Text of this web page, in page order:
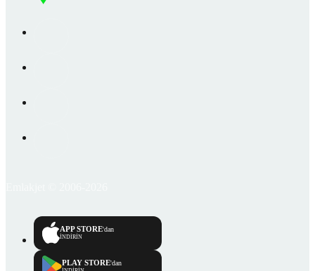
APP STORE'dan
İNDİRİN
PLAY STORE'dan